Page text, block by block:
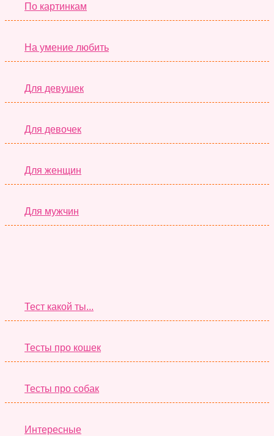
По картинкам
На умение любить
Для девушек
Для девочек
Для женщин
Для мужчин
Тест какой ты...
Тесты про кошек
Тесты про собак
Интересные